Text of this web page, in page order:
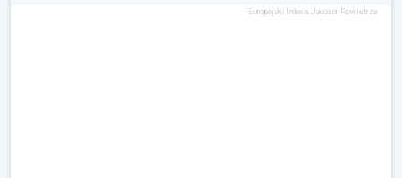
Europejski Indeks Jakości Powietrza